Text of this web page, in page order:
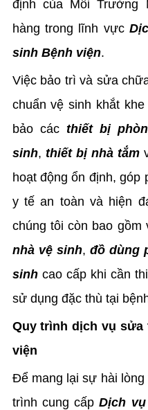
định của Môi Trường
hàng trong lĩnh vực
sinh Bệnh viện.
Việc bảo trì và sửa
chuẩn vệ sinh khắt
bảo các thiết bị
sinh, thiết bị nhà tắm
hoạt động ổn định, góp
y tế an toàn và hiện
chúng tôi còn bao
nhà vệ sinh, đồ dùng
sinhcao cấp khi cần
sử dụng đặc thù tại
Quy trình dịch vụ sửa
viện
Để mang lại sự hài
trình cung cấpDịch